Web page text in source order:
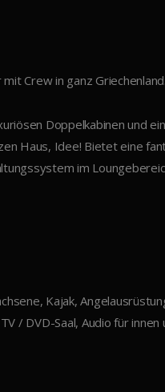
Crew in ganz Griechenland.
Doppelkabinen und
Haus, Idee! Bietet eine
im
Kajak,
/ DVD-Saal, Audio für